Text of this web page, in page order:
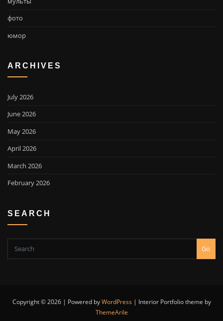
фото
юмор
ARCHIVES
July 2026
June 2026
May 2026
April 2026
March 2026
February 2026
SEARCH
Go
Copyright © 2026 | Powered byWordPress | Interior Portfolio theme by
ThemeArile